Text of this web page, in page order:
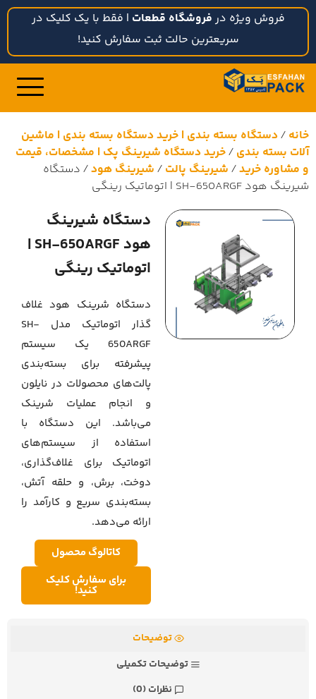
فروش ویژه در فروشگاه قطعات | فقط با یک کلیک در
سریعترین حالت ثبت سفارش کنید!
خانه /دستگاه بسته بندی | خرید دستگاه بسته بندی | ماشین
آلات بسته بندی /خرید دستگاه شیرینگ پک | مشخصات، قیمت
و مشاوره خرید/ شیرینگ پالت / شیرینگ هود/ دستگاه
شیرینگ هود SH-650ARGF | اتوماتیک رینگی
دستگاه شیرینگ
هود SH-650ARGF |
اتوماتیک رینگی
دستگاه شرینک هود غلاف
گذار اتوماتیک مدل SH-
650ARGF یک سیستم
پیشرفته برای بسته‌بندی
پالت‌های محصولات در نایلون
و انجام عملیات شرینک
می‌باشد. این دستگاه با
استفاده از سیستم‌های
اتوماتیک برای غلاف‌گذاری،
دوخت، برش، و حلقه آتش،
بسته‌بندی سریع و کارآمد را
ارائه می‌دهد.
کاتالوگ محصول
برای سفارش کلیک
کنید!
توضیحات
توضیحات تکمیلی
نظرات (0)